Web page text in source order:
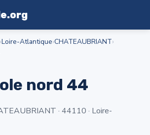
›Loire-Atlantique›CHATEAUBRIANT›
nord 44
· 44110 · Loire-